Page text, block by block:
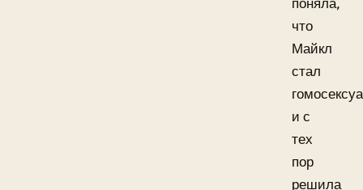
поняла,
что
Майкл
стал
и с
тех
пор
решила